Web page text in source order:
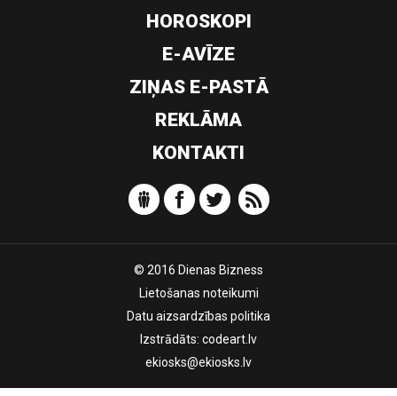
HOROSKOPI
E-AVĪZE
ZIŅAS E-PASTĀ
REKLĀMA
KONTAKTI
© 2016 Dienas Bizness
Lietošanas noteikumi
Datu aizsardzības politika
Izstrādāts: codeart.lv
ekiosks@ekiosks.lv